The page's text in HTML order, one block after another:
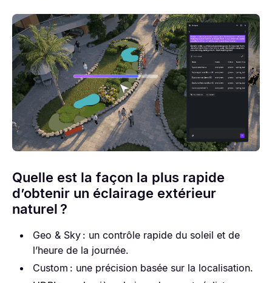
Quelle est la façon la plus rapide
d’obtenir un éclairage extérieur
naturel ?
Geo & Sky : un contrôle rapide du soleil et de
l’heure de la journée.
Custom : une précision basée sur la localisation.